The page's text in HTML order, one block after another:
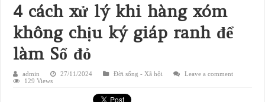
4 cách xử lý khi hàng xóm
không chịu ký giáp ranh để
làm Sổ đỏ
admin 27/11/2024 Đời sống - Xã hội
Leave a comment
129 Views